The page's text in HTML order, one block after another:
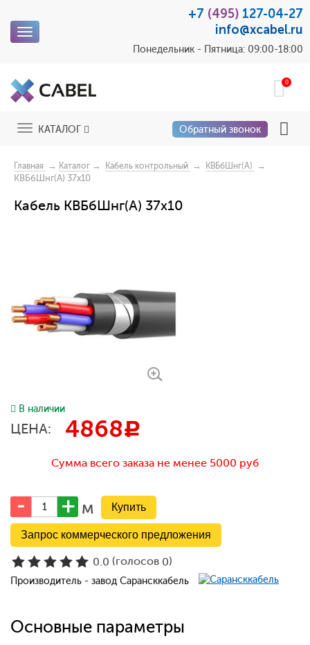
Toggle
+7 (495) 127-04-27
info@xcabel.ru
Понедельник - Пятница: 09:00-18:00
0
ToggleКАТАЛОГ Обратный звонок
Главная → Каталог → Кабель контрольный → КВБбШнг(А)
→
КВБбШнг(А) 37х10
Кабель КВБбШнг(А) 37х10
В наличии
ЦЕНА: 4868c
Сумма всего заказа не менее 5000 руб
м
Запрос коммерческого предложения
0.0 (голосов 0)
Производитель - завод Сарансккабель
Основные параметры